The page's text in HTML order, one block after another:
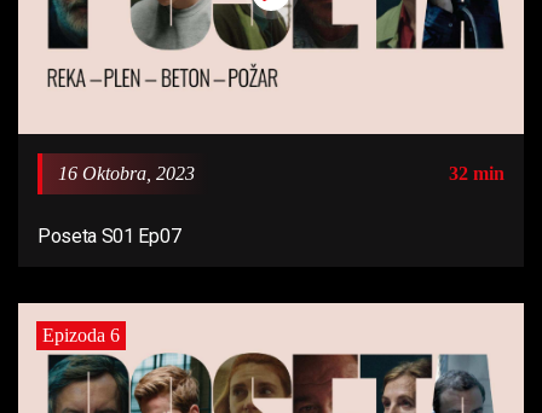
16 Oktobra, 2023 32 min
Poseta S01 Ep07
Epizoda 6